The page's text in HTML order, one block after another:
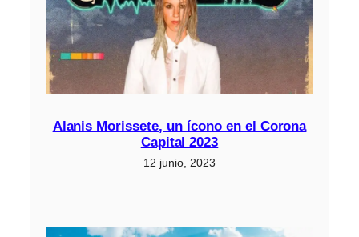
Alanis Morissete, un ícono en el Corona
Capital 2023
12 junio, 2023